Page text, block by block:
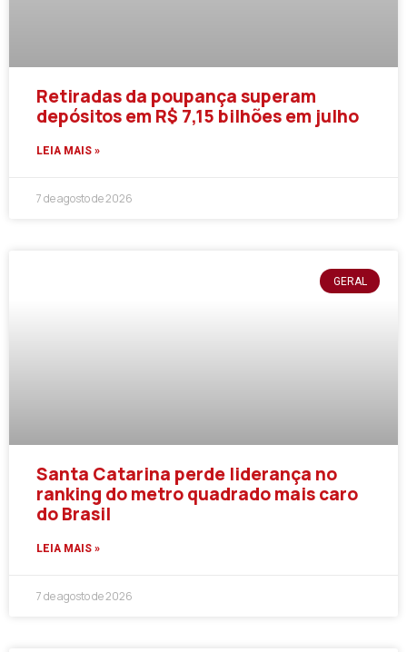
Retiradas da poupança superam
depósitos em R$ 7,15 bilhões em julho
LEIA MAIS »
7 de agosto de 2026
GERAL
Santa Catarina perde liderança no
ranking do metro quadrado mais caro
do Brasil
LEIA MAIS »
7 de agosto de 2026